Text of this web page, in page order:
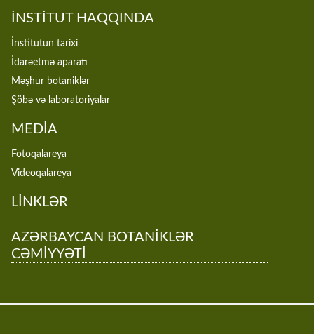
İNSTİTUT HAQQINDA
İnstitutun tarixi
İdarəetmə aparatı
Məşhur botaniklər
Şöbə və laboratoriyalar
MEDİA
Fotoqalareya
Videoqalareya
LİNKLƏR
AZƏRBAYCAN BOTANİKLƏR
CƏMİYYƏTİ